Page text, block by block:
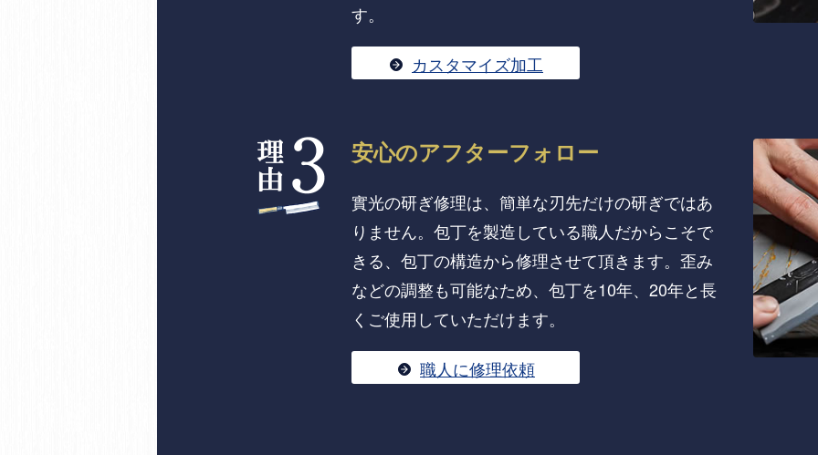
す。
カスタマイズ加工
安心のアフターフォロー
實光の研ぎ修理は、簡単な刃先だけの研ぎではあ
りません。包丁を製造している職人だからこそで
きる、包丁の構造から修理させて頂きます。歪み
などの調整も可能なため、包丁を10年、20年と長
くご使用していただけます。
職人に修理依頼